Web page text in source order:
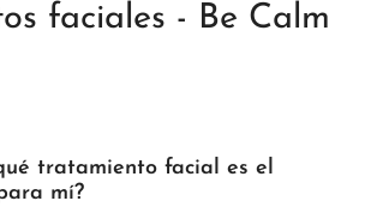
faciales - Be Calm
tratamiento facial es el
mí?